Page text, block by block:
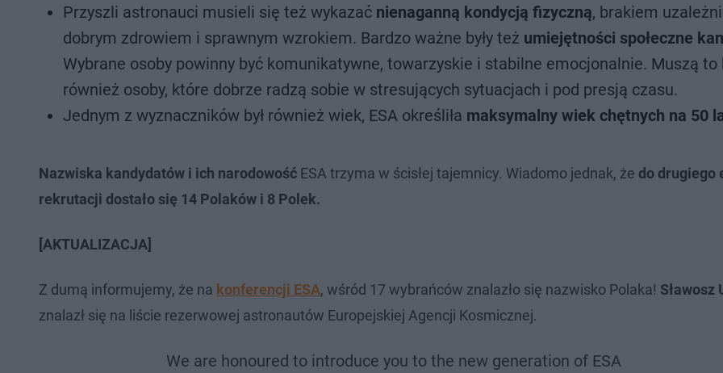
Przyszli astronauci musieli się też wykazać nienaganną kondycją fizyczną, brakiem
dobrym zdrowiem i sprawnym wzrokiem. Bardzo ważne były też umiejętności społeczne
Wybrane osoby powinny być komunikatywne, towarzyskie i stabilne emocjonalnie. Muszą to
również osoby, które dobrze radzą sobie w stresujących sytuacjach i pod presją czasu.
Jednym z wyznaczników był również wiek, ESA określiła maksymalny wiek chętnych na 50
Nazwiska kandydatów i ich narodowość ESA trzyma w ścisłej tajemnicy. Wiadomo jednak, że do drugiego
rekrutacji dostało się 14 Polaków i 8 Polek.
[AKTUALIZACJA]
Z dumą informujemy, że na konferencji ESA, wśród 17 wybrańców znalazło się nazwisko Polaka! Sławosz
znalazł się na liście rezerwowej astronautów Europejskiej Agencji Kosmicznej.
We are honoured to introduce you to the new generation of ESA